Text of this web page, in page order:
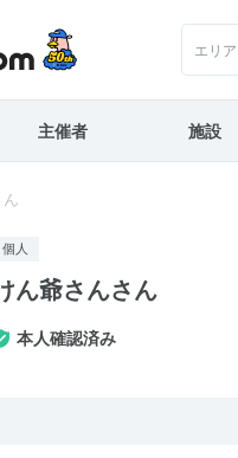
エリ
主催者 施設
個人
ん爺さんさん
本人確認済み